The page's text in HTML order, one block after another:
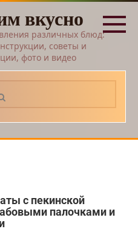
вкусно
различных блюд:
советы и
фото и видео
с пекинской
палочками и